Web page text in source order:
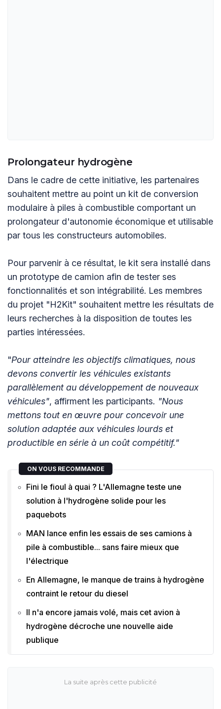
Prolongateur hydrogène
Dans le cadre de cette initiative, les partenaires
souhaitent mettre au point un kit de conversion
modulaire à piles à combustible comportant un
prolongateur d'autonomie économique et utilisable
par tous les constructeurs automobiles.
Pour parvenir à ce résultat, le kit sera installé dans
un prototype de camion afin de tester ses
fonctionnalités et son intégrabilité. Les membres
du projet "H2Kit" souhaitent mettre les résultats de
leurs recherches à la disposition de toutes les
parties intéressées.
"Pour atteindre les objectifs climatiques, nous
devons convertir les véhicules existants
parallèlement au développement de nouveaux
véhicules", affirment les participants. "Nous
mettons tout en œuvre pour concevoir une
solution adaptée aux véhicules lourds et
productible en série à un coût compétitif."
ON VOUS RECOMMANDE
Fini le fioul à quai ? L'Allemagne teste une
solution à l'hydrogène solide pour les
paquebots
MAN lance enfin les essais de ses camions à
pile à combustible... sans faire mieux que
l'électrique
En Allemagne, le manque de trains à hydrogène
contraint le retour du diesel
Il n'a encore jamais volé, mais cet avion à
hydrogène décroche une nouvelle aide
publique